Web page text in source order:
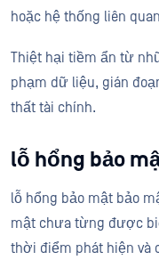
hoặc hệ thống liên
Thiệt hại tiềm ẩn từ
phạm dữ liệu, gián
thất tài chính.
lỗ hổng bảo
lỗ hổng bảo mật bảo
mật chưa từng được
thời điểm phát hiện và